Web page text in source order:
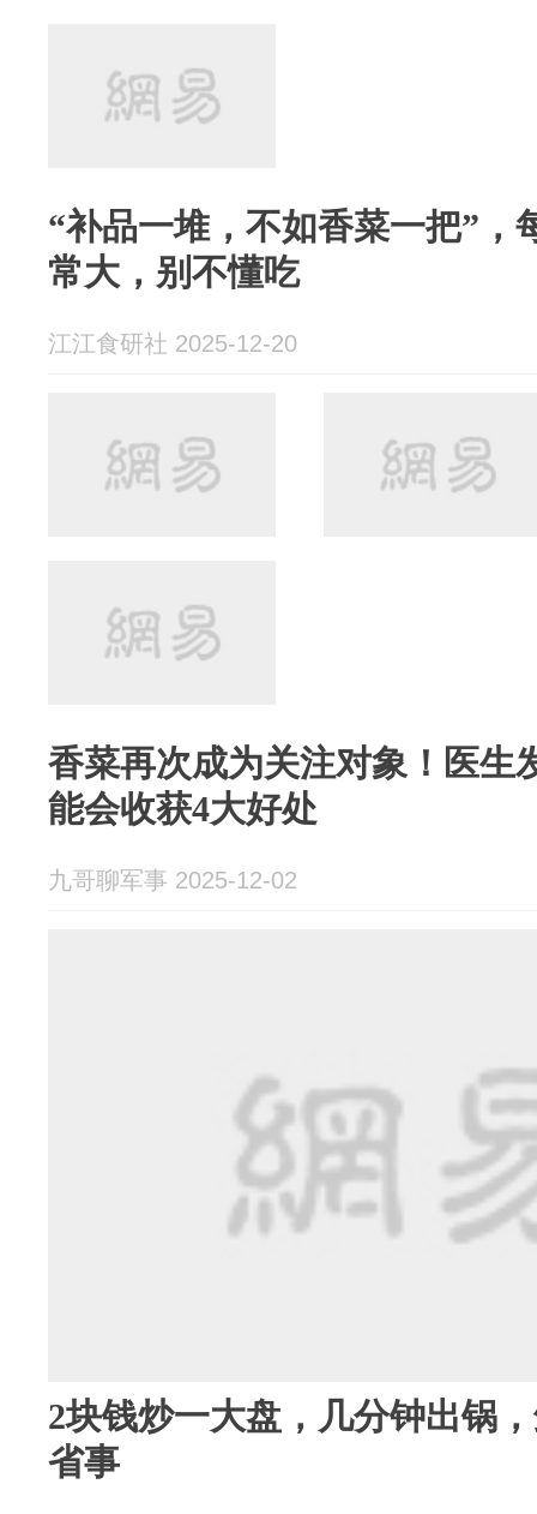
“补品一堆，不如香菜一把”，
常大，别不懂吃
江江食研社 2025-12-20
香菜再次成为关注对象！医生
能会收获4大好处
九哥聊军事 2025-12-02
2块钱炒一大盘，几分钟出锅
省事